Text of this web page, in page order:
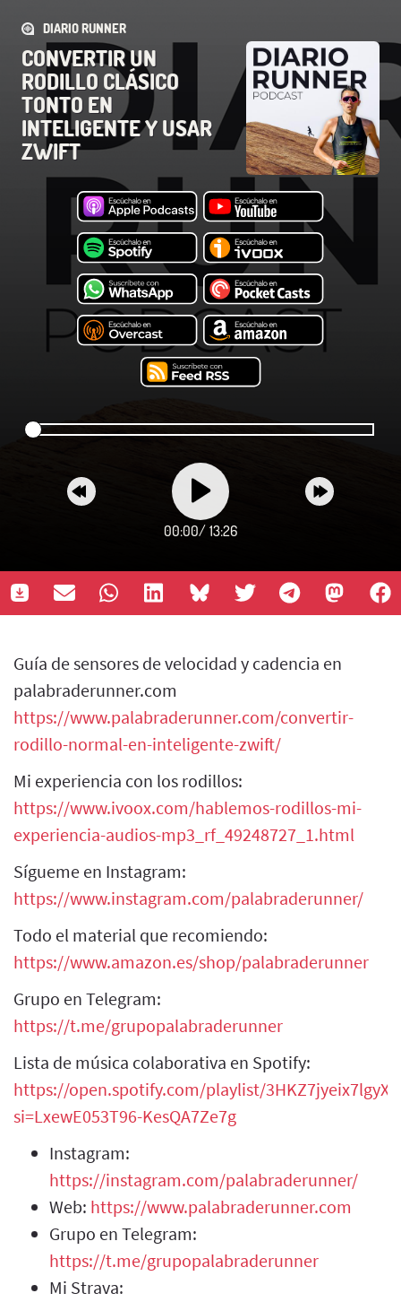
DIARIO RUNNER
CONVERTIR UN
RODILLO CLÁSICO
TONTO EN
INTELIGENTE Y USAR
ZWIFT
00:00/ 13:26
Guía de sensores de velocidad y cadencia en
palabraderunner.com
https://www.palabraderunner.com/convertir-
rodillo-normal-en-inteligente-zwift/
Mi experiencia con los rodillos:
https://www.ivoox.com/hablemos-rodillos-mi-
experiencia-audios-mp3_rf_49248727_1.html
Sígueme en Instagram:
https://www.instagram.com/palabraderunner/
Todo el material que recomiendo:
https://www.amazon.es/shop/palabraderunner
Grupo en Telegram:
https://t.me/grupopalabraderunner
Lista de música colaborativa en Spotify:
https://open.spotify.com/playlist/
si=LxewE053T96-KesQA7Ze7g
Instagram:
https://instagram.com/palabraderunner/
Web: https://www.palabraderunner.com
Grupo en Telegram:
https://t.me/grupopalabraderunner
Mi Strava: